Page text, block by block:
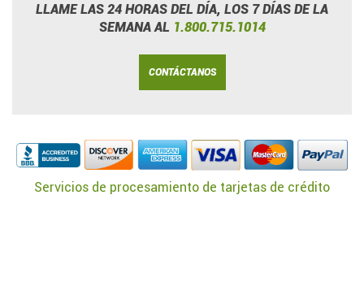
LLAME LAS 24 HORAS DEL DÍA, LOS 7 DÍAS DE LA
SEMANA AL 1.800.715.1014
CONTÁCTANOS
Servicios de procesamiento de tarjetas de crédito